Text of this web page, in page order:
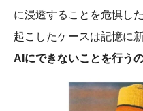
に浸透することを危惧し
起こしたケースは記憶に新
AIにできないことを行う